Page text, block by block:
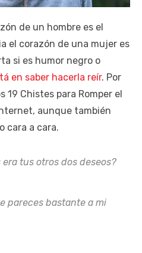
de un hombre es el
el corazón de una mujer es
si es humor negro o
en saber hacerla reír. Por
19 Chistes para Romper el
aunque también
cara a cara.
era tus otros dos deseos?
pareces bastante a mi